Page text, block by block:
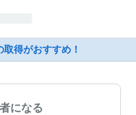
得がおすすめ！
になる